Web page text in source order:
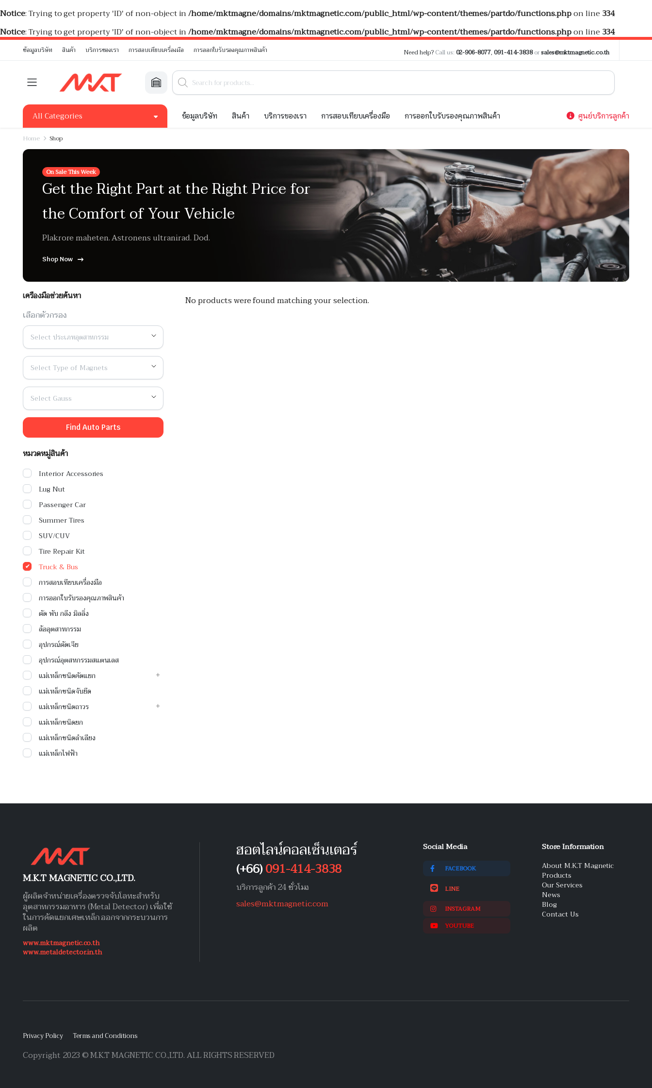
Notice: Trying to get property 'ID' of non-object in/home/mktmagne/domains/mktmagnetic.com/public_html/wp-content/themes/partdo/functions.phpon line 334
Notice: Trying to get property 'ID' of non-object in/home/mktmagne/domains/mktmagnetic.com/public_html/wp-content/themes/partdo/functions.phpon line 334
ข้อมูลบริษัท สินค้า บริการของเรา การสอบเทียบเครื่องมือ การออกใบรับรองคุณภาพสินค้า Need help? Call us: 02-906-8077,091-414-3838orsales@mktmagnetic.co.th
All Categories ข้อมูลบริษัท สินค้า บริการของเรา การสอบเทียบเครื่องมือ การออกใบรับรองคุณภาพสินค้า ศูนย์บริการลูกค้า
Home Shop
On Sale This Week
Get the Right Part at the Right Price for
the Comfort of Your Vehicle
Plakrore maheten. Astronens ultranirad. Dod.
Shop Now
No products were found matching your selection.
เครื่องมือช่วยค้นหา
เลือกตัวกรอง
Select ประเภทอุตสาหกรรม
Select Type of Magnets
Select Gauss
Find Auto Parts
หมวดหมู่สินค้า
Interior Accessories
Lug Nut
Passenger Car
Summer Tires
SUV/CUV
Tire Repair Kit
Truck & Bus
การสอบเทียบเครื่องมือ
การออกใบรับรองคุณภาพสินค้า
ตัด พับ กลึง มิลลิ่ง
ล้ออุตสาหกรรม
อุปกรณ์ตัดเจีย
อุปกรณ์อุตสหกรรมสแตนเลส
แม่เหล็กชนิดคัดแยก
แม่เหล็กชนิดจับยึด
แม่เหล็กชนิดถาวร
แม่เหล็กชนิดยก
แม่เหล็กชนิดลำเลียง
แม่เหล็กไฟฟ้า
M.K.T MAGNETIC CO.,LTD.
ผู้ผลิตจำหน่ายเครื่องตรวจจับโลหะสำหรับ
อุตสาหกรรมอาหาร (Metal Detector) เพื่อใช้
ในการคัดแยกเศษเหล็ก ออกจากกระบวนการ
ผลิต
www.mktmagnetic.co.th
www.metaldetector.in.th
ฮอตไลน์คอลเซ็นเตอร์
(+66)091-414-3838
บริการลูกค้า 24 ชั่วโมง
sales@mktmagnetic.com
Social Media
FACEBOOK
LINE
INSTAGRAM
YOUTUBE
Store Information
About M.K.T Magnetic
Products
Our Services
News
Blog
Contact Us
Privacy Policy Terms and Conditions
Copyright 2023 © M.K.T MAGNETIC CO.,LTD. ALL RIGHTS RESERVED